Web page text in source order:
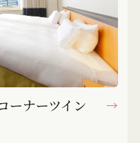
ーナーツイン